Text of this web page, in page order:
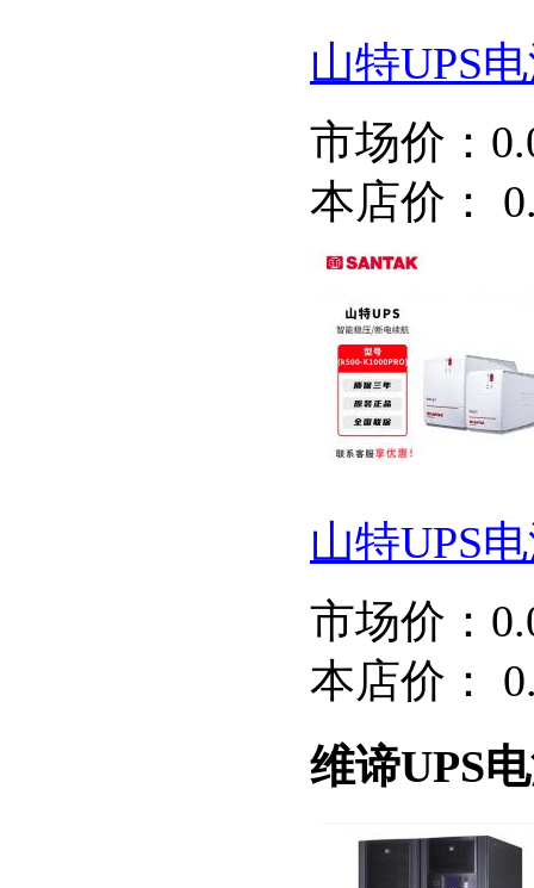
山特UPS
市场价：
本店价：
山特UPS
市场价：
本店价：
维谛UPS